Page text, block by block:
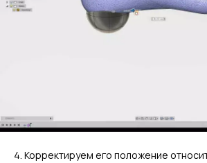
4. Корректируем его положение